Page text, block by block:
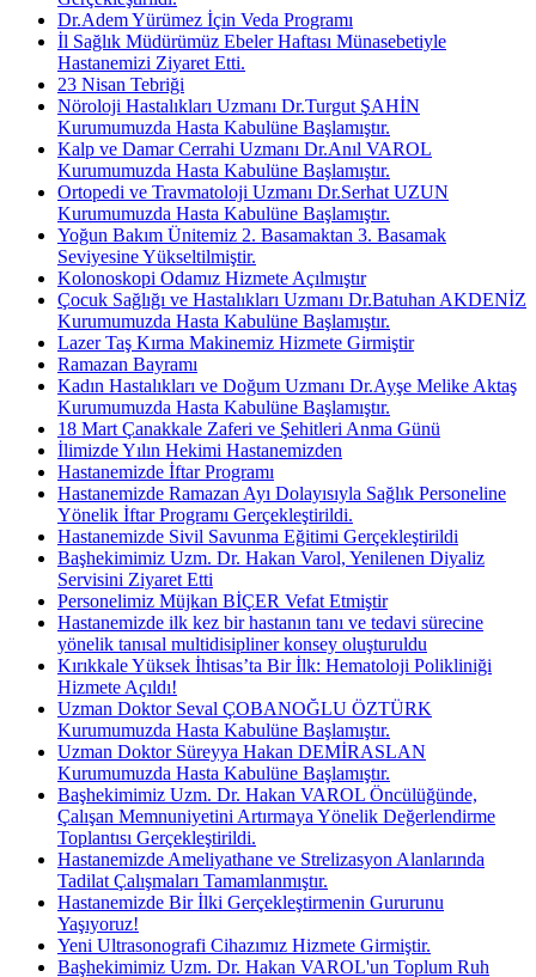
Dr.Adem Yürümez İçin Veda Programı
İl Sağlık Müdürümüz Ebeler Haftası Münasebetiyle
Hastanemizi Ziyaret Etti.
23 Nisan Tebriği
Nöroloji Hastalıkları Uzmanı Dr.Turgut ŞAHİN
Kurumumuzda Hasta Kabulüne Başlamıştır.
Kalp ve Damar Cerrahi Uzmanı Dr.Anıl VAROL
Kurumumuzda Hasta Kabulüne Başlamıştır.
Ortopedi ve Travmatoloji Uzmanı Dr.Serhat UZUN
Kurumumuzda Hasta Kabulüne Başlamıştır.
Yoğun Bakım Ünitemiz 2. Basamaktan 3. Basamak
Seviyesine Yükseltilmiştir.
Kolonoskopi Odamız Hizmete Açılmıştır
Çocuk Sağlığı ve Hastalıkları Uzmanı Dr.Batuhan AKDENİZ
Kurumumuzda Hasta Kabulüne Başlamıştır.
Lazer Taş Kırma Makinemiz Hizmete Girmiştir
Ramazan Bayramı
Kadın Hastalıkları ve Doğum Uzmanı Dr.Ayşe Melike Aktaş
Kurumumuzda Hasta Kabulüne Başlamıştır.
18 Mart Çanakkale Zaferi ve Şehitleri Anma Günü
İlimizde Yılın Hekimi Hastanemizden
Hastanemizde İftar Programı
Hastanemizde Ramazan Ayı Dolayısıyla Sağlık Personeline
Yönelik İftar Programı Gerçekleştirildi.
Hastanemizde Sivil Savunma Eğitimi Gerçekleştirildi
Başhekimimiz Uzm. Dr. Hakan Varol, Yenilenen Diyaliz
Servisini Ziyaret Etti
Personelimiz Müjkan BİÇER Vefat Etmiştir
Hastanemizde ilk kez bir hastanın tanı ve tedavi sürecine
yönelik tanısal multidisipliner konsey oluşturuldu
Kırıkkale Yüksek İhtisas’ta Bir İlk: Hematoloji Polikliniği
Hizmete Açıldı!
Uzman Doktor Seval ÇOBANOĞLU ÖZTÜRK
Kurumumuzda Hasta Kabulüne Başlamıştır.
Uzman Doktor Süreyya Hakan DEMİRASLAN
Kurumumuzda Hasta Kabulüne Başlamıştır.
Başhekimimiz Uzm. Dr. Hakan VAROL Öncülüğünde,
Çalışan Memnuniyetini Artırmaya Yönelik Değerlendirme
Toplantısı Gerçekleştirildi.
Hastanemizde Ameliyathane ve Strelizasyon Alanlarında
Tadilat Çalışmaları Tamamlanmıştır.
Hastanemizde Bir İlki Gerçekleştirmenin Gururunu
Yaşıyoruz!
Yeni Ultrasonografi Cihazımız Hizmete Girmiştir.
Başhekimimiz Uzm. Dr. Hakan VAROL'un Toplum Ruh